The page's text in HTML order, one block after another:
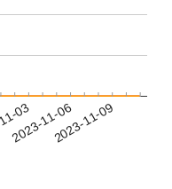
03
2023-11-062023-11-09